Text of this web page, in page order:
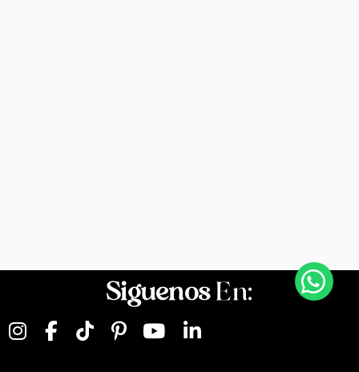
SiguenosEn: